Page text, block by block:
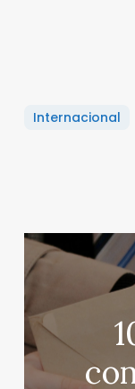
Internacional